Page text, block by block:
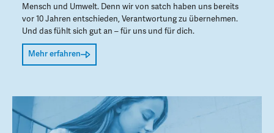
Mensch und Umwelt. Denn wir von satch haben uns bereits
vor 10 Jahren entschieden, Verantwortung zu übernehmen.
Und das fühlt sich gut an – für uns und für dich.
Mehr erfahren